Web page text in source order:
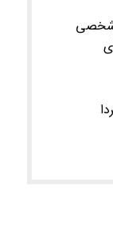
شخصی